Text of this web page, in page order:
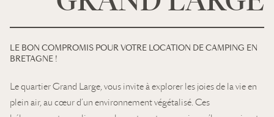
LE BON COMPROMIS POUR VOTRE LOCATION DE CAMPING EN
BRETAGNE !
Le quartier Grand Large, vous invite à explorer les joies de la vie en
plein air, au cœur d’un environnement végétalisé. Ces